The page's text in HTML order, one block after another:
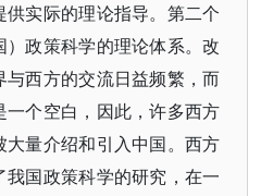
实际的理论指导。第二个
政策科学的理论体系。改
西方的交流日益频繁，而
个空白，因此，许多西方
量介绍和引入中国。西方
国政策科学的研究，在一